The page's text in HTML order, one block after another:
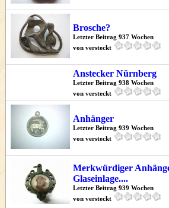
Brosche?
Letzter Beitrag 937 Wochen
von versteckt
Anstecker Nürnberg
Letzter Beitrag 938 Wochen
von versteckt
Anhänger
Letzter Beitrag 939 Wochen
von versteckt
Merkwürdiger
Glaseinlage....
Letzter Beitrag 939 Wochen
von versteckt